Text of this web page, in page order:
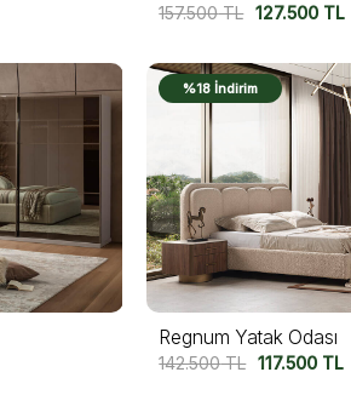
157.500TL 127.500 TL
%18 İndirim
Regnum Yatak Odası
142.500TL 117.500 TL